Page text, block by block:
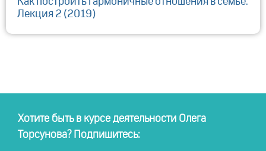
Лекция 2 (2019)
Хотите быть в курсе деятельности Олега
Торсунова? Подпишитесь: